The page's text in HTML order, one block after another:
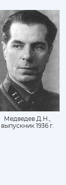
Медведев Д.Н.,
выпускник 1936 г.